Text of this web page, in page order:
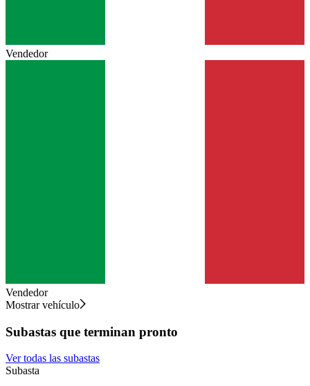
Vendedor
Vendedor
Mostrar vehículo
Subastas que terminan pronto
Ver todas las subastas
Subasta